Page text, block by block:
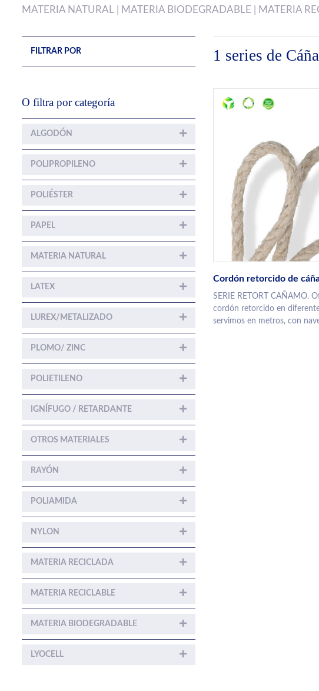
MATERIA NATURAL | MATERIA BIODEGRADABLE | MATERIA
FILTRAR POR
O filtra por categoría
ALGODÓN
POLIPROPILENO
POLIÉSTER
PAPEL
MATERIA NATURAL
LATEX
LUREX/METALIZADO
PLOMO/ ZINC
POLIETILENO
IGNÍFUGO / RETARDANTE
OTROS MATERIALES
RAYÓN
POLIAMIDA
NYLON
MATERIA RECICLADA
MATERIA RECICLABLE
MATERIA BIODEGRADABLE
LYOCELL
1 series de
Cordón retorcido de
SERIE RETORT CAÑAMO.
cordón retorcido en
servimos en metros, con